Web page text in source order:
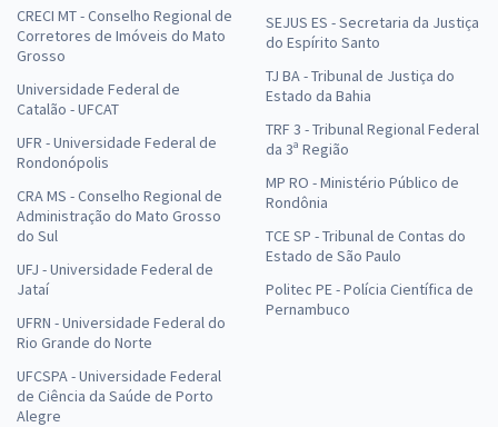
CRECI MT - Conselho Regional de
Corretores de Imóveis do Mato
Grosso
Universidade Federal de
Catalão - UFCAT
UFR - Universidade Federal de
Rondonópolis
CRA MS - Conselho Regional de
Administração do Mato Grosso
do Sul
UFJ - Universidade Federal de
Jataí
UFRN - Universidade Federal do
Rio Grande do Norte
UFCSPA - Universidade Federal
de Ciência da Saúde de Porto
Alegre
SEJUS ES - Secretaria da Justiça
do Espírito Santo
TJ BA - Tribunal de Justiça do
Estado da Bahia
TRF 3 - Tribunal Regional Federal
da 3ª Região
MP RO - Ministério Público de
Rondônia
TCE SP - Tribunal de Contas do
Estado de São Paulo
Politec PE - Polícia Científica de
Pernambuco